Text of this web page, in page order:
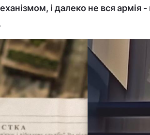
і далеко не вся армія -